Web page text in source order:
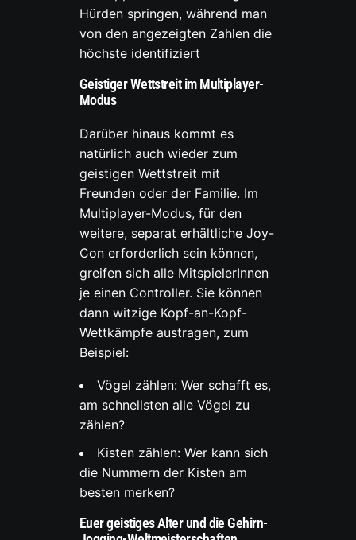
Hürden springen, während man
von den angezeigten Zahlen die
höchste identifiziert
Geistiger Wettstreit im Multiplayer-
Modus
Darüber hinaus kommt es
natürlich auch wieder zum
geistigen Wettstreit mit
Freunden oder der Familie. Im
Multiplayer-Modus, für den
weitere, separat erhältliche Joy-
Con erforderlich sein können,
greifen sich alle MitspielerInnen
je einen Controller. Sie können
dann witzige Kopf-an-Kopf-
Wettkämpfe austragen, zum
Beispiel:
Vögel zählen: Wer schafft es,
am schnellsten alle Vögel zu
zählen?
Kisten zählen: Wer kann sich
die Nummern der Kisten am
besten merken?
Euer geistiges Alter und die Gehirn-